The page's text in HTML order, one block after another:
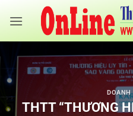
qua
DOANH
THTT “THƯƠNG